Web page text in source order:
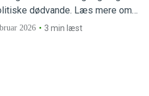
dødvande. Læs mere om
2026 3 min læst